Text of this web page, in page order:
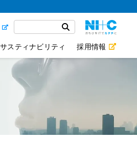
サスティナビリティ 採用情報